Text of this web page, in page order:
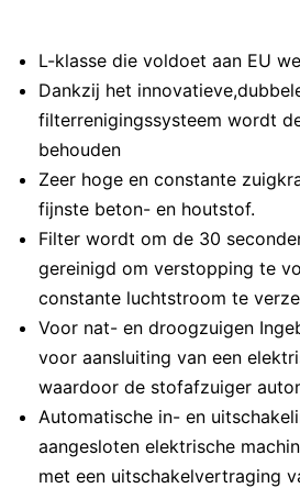
L-klasse die voldoet aan EU
Dankzij het
filterrenigingssysteem wordt
behouden
Zeer hoge en constante
fijnste beton- en houtstof.
Filter wordt om de 30
gereinigd om verstopping te
constante luchtstroom te
Voor nat- en droogzuigen
voor aansluiting van een
waardoor de stofafzuiger
Automatische in- en
aangesloten elektrische
met een uitschakelvertraging